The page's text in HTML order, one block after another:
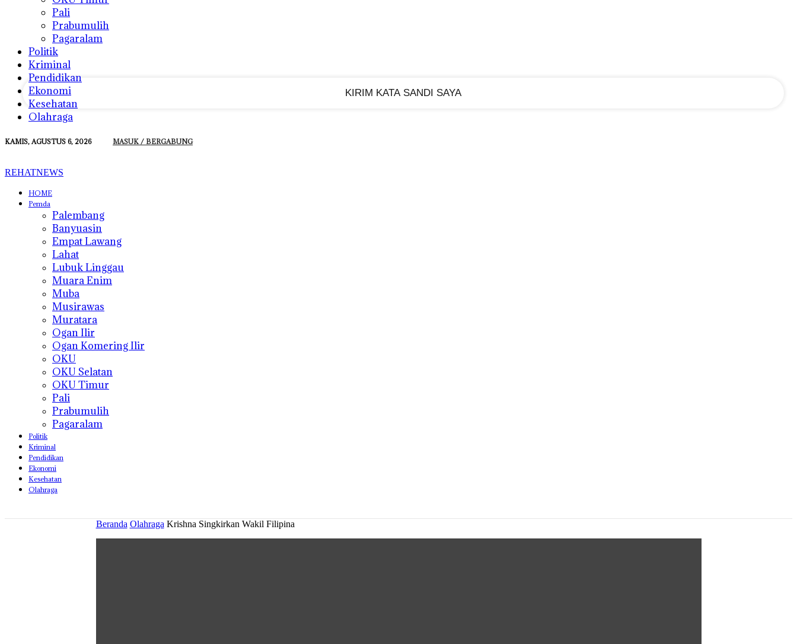
Pali
Prabumulih
Pagaralam
Politik
Kriminal
Pendidikan
Ekonomi
Kesehatan
Olahraga
KAMIS, AGUSTUS 6, 2026 MASUK / BERGABUNG
REHATNEWS
HOME
Pemda
Palembang
Banyuasin
Empat Lawang
Lahat
Lubuk Linggau
Muara Enim
Muba
Musirawas
Muratara
Ogan Ilir
Ogan Komering Ilir
OKU
OKU Selatan
OKU Timur
Pali
Prabumulih
Pagaralam
Politik
Kriminal
Pendidikan
Ekonomi
Kesehatan
Olahraga
Beranda Olahraga Krishna Singkirkan Wakil Filipina